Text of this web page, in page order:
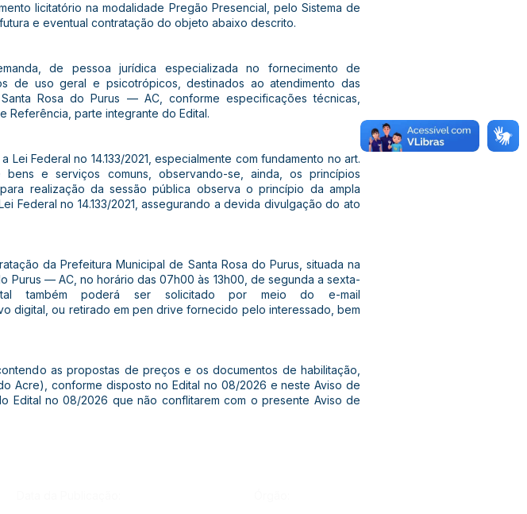
licitatório na modalidade Pregão Presencial, pelo Sistema de
e eventual contratação do objeto abaixo descrito.
de pessoa jurídica especializada no fornecimento de
de uso geral e psicotrópicos, destinados ao atendimento das
Rosa do Purus — AC, conforme especificações técnicas,
Referência, parte integrante do Edital.
Federal no 14.133/2021, especialmente com fundamento no art.
e serviços comuns, observando-se, ainda, os princípios
realização da sessão pública observa o princípio da ampla
Federal no 14.133/2021, assegurando a devida divulgação do ato
da Prefeitura Municipal de Santa Rosa do Purus, situada na
Purus — AC, no horário das 07h00 às 13h00, de segunda a sexta-
também poderá ser solicitado por meio do e-mail
digital, ou retirado em pen drive fornecido pelo interessado, bem
as propostas de preços e os documentos de habilitação,
Acre), conforme disposto no Edital no 08/2026 e neste Aviso de
Edital no 08/2026 que não conflitarem com o presente Aviso de